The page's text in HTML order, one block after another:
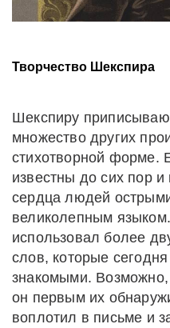
Творчество Шекспира
Шекспиру
множество других
стихотворной форме.
известны до сих пор
сердца людей
великолепным
использовал более
слов, которые
знакомыми.
он первым их
воплотил в письме и